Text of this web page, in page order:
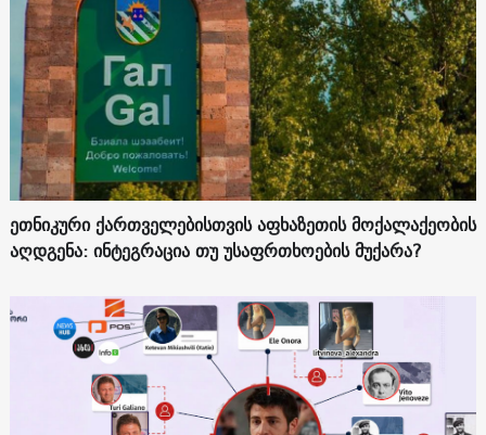
ეთნიკური ქართველებისთვის აფხაზეთის მოქალაქეობის
აღდგენა: ინტეგრაცია თუ უსაფრთხოების მუქარა?